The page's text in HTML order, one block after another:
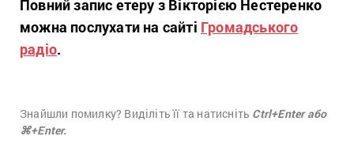
Повний запис етеру з Вікторією Нестеренко
можна послухати на сайті Громадського
радіо.
Знайшли помилку? Виділіть її та натисніть Ctrl+Enter або
⌘+Enter.